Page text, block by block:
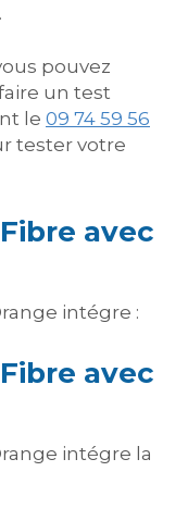
pouvez
un test
le 09 74 59 56
tester votre
avec
intégre :
avec
intégre la